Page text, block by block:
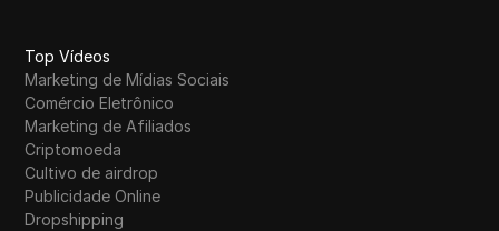
Top Vídeos
Marketing de Mídias Sociais
Comércio Eletrônico
Marketing de Afiliados
Criptomoeda
Cultivo de airdrop
Publicidade Online
Dropshipping